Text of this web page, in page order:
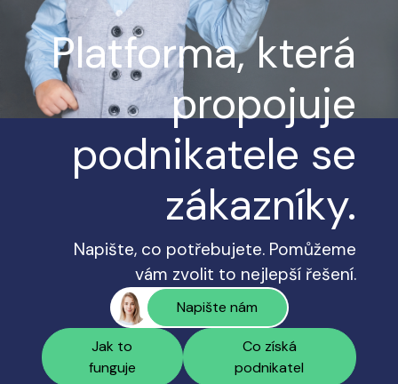
Platforma, která
propojuje
podnikatele se
zákazníky.
Napište, co potřebujete. Pomůžeme
vám zvolit to nejlepší řešení.
Napište nám
Jak to
funguje
Co získá
podnikatel